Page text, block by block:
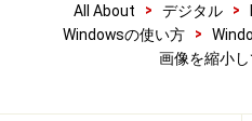
All About > デジタル >
Windowsの使い方
>
画像を縮小